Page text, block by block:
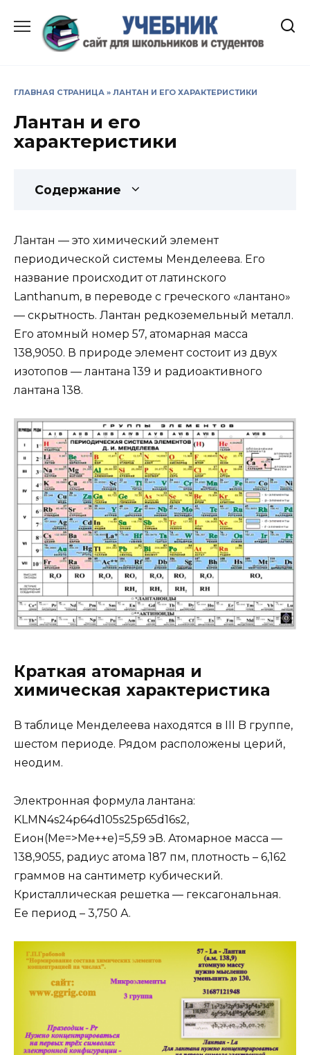
содержанию
ГЛАВНАЯ СТРАНИЦА » ЛАНТАН И ЕГО ХАРАКТЕРИСТИКИ
Лантан и его
характеристики
Содержание
Лантан — это химический элемент
периодической системы Менделеева. Его
название происходит от латинского
Lanthanum, в переводе с греческого «лантано»
— скрытность. Лантан редкоземельный металл.
Его атомный номер 57, атомарная масса
138,9050. В природе элемент состоит из двух
изотопов — лантана 139 и радиоактивного
лантана 138.
Краткая атомарная и
химическая характеристика
В таблице Менделеева находятся в III B группе,
шестом периоде. Рядом расположены церий,
неодим.
Электронная формула лантана:
KLMN4s24p64d105s25p65d16s2,
Eион(Ме=>Ме++e)=5,59 эВ. Атомарное масса —
138,9055, радиус атома 187 пм, плотность – 6,162
граммов на сантиметр кубический.
Кристаллическая решетка — гексагональная.
Ее период – 3,750 А.